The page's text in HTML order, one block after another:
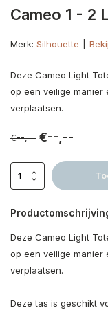
Cameo 1 - 2
Merk: Silhouette
Deze Cameo Light
op een veilige manier
verplaatsen.
€--,-- €--,--
Deze Cameo Light
op een veilige manier
verplaatsen.
Deze tas is geschikt